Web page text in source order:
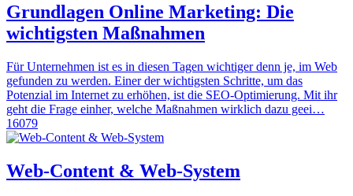
Grundlagen Online Marketing: Die
wichtigsten Maßnahmen
Für Unternehmen ist es in diesen Tagen wichtiger denn je, im Web
gefunden zu werden. Einer der wichtigsten Schritte, um das
Potenzial im Internet zu erhöhen, ist die SEO-Optimierung. Mit ihr
geht die Frage einher, welche Maßnahmen wirklich dazu geei…
16079
Web-Content & Web-System